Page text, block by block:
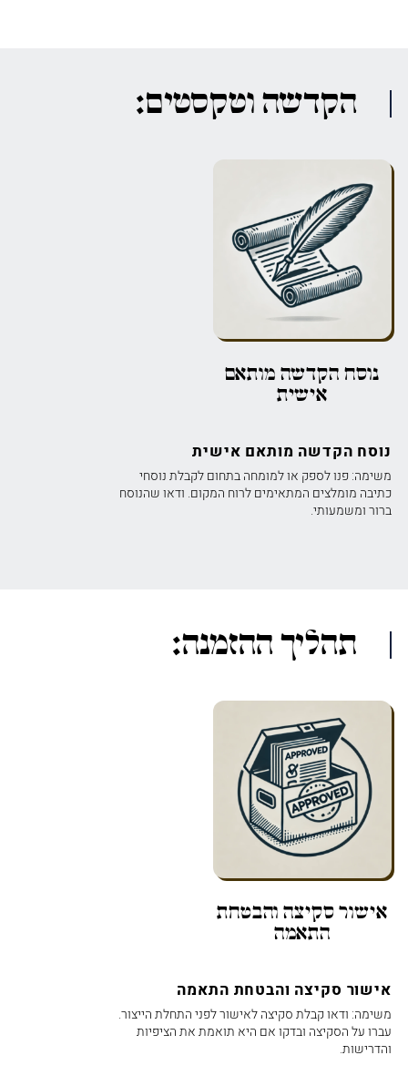
הקדשה וטקסטים:
נוסח הקדשה מותאם
אישית
נוסח הקדשה מותאם אישית
משימה: פנו לספק או למומחה בתחום לקבלת נוסחי
כתיבה מומלצים המתאימים לרוח המקום. ודאו שהנוסח
ברור ומשמעותי.
תהליך ההזמנה:
אישור סקיצה והבטחת
התאמה
אישור סקיצה והבטחת התאמה
משימה: ודאו קבלת סקיצה לאישור לפני התחלת הייצור.
עברו על הסקיצה ובדקו אם היא תואמת את הציפיות
והדרישות.